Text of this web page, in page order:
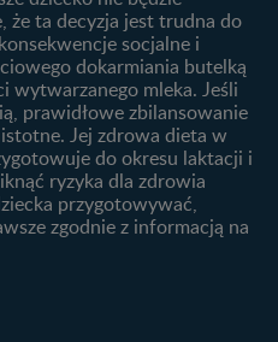
rozszerzać dietę
że ta decyzja jest trudna do
socjalne i
dokarmiania butelką
wytwarzanego mleka. Jeśli
prawidłowe zbilansowanie
Jej zdrowa dieta w
do okresu laktacji i
ryzyka dla zdrowia
przygotowywać,
zgodnie z informacją na